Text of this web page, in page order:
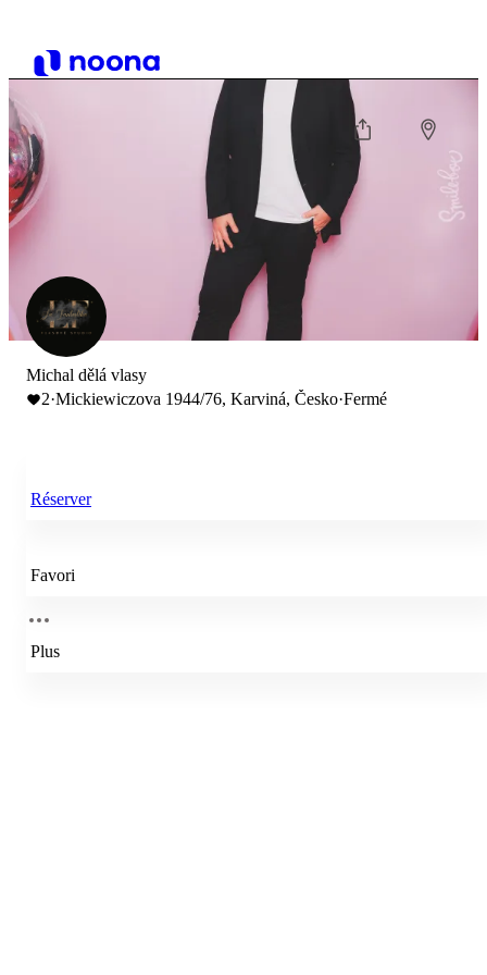
Michal dělá vlasy
2·Mickiewiczova 1944/76, Karviná, Česko·Fermé
Réserver
Favori
Plus